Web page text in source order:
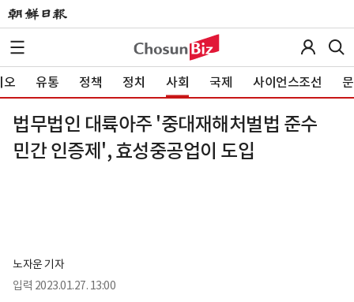
오 유통 정책 정치 사회 국제 사이언스조선
법무법인 대륙아주 '중대재해처벌법 준수
민간 인증제', 효성중공업이 도입
노자운 기자
입력 2023.01.27. 13:00